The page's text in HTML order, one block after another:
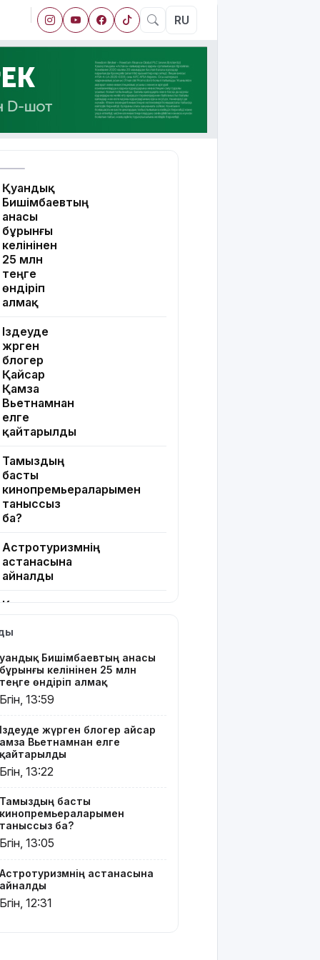
RU
Қуандық
Бишімбаевтың
анасы
бұрынғы
келінінен
25 млн
теңге
өндіріп
алмақ
Іздеуде
жүрген
блогер
Қайсар
Қамза
Вьетнамнан
елге
қайтарылды
Тамыздың
басты
кинопремьераларымен
таныссыз
ба?
Астротуризмнің
астанасына
айналды
Киевке
ауқымды
Батыс
Украинаның
әуе
қорғанысын
мәселесін
қайта
көтерді
Қызылорда
облысы
департаменті
астам
көрерменнің
қауіпсіздігін
Қуандық Бишімбаевтың анасы
бұрынғы келінінен 25 млн
теңге өндіріп алмақ
Бүгін, 13:59
Іздеуде жүрген блогер Қайсар
Қамза Вьетнамнан елге
қайтарылды
Бүгін, 13:22
Тамыздың басты
кинопремьераларымен
таныссыз ба?
Бүгін, 13:05
Астротуризмнің астанасына
айналды
Бүгін, 12:31